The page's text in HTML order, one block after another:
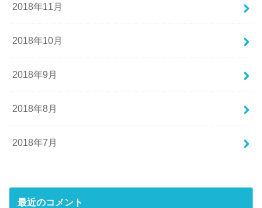
2018年11月
2018年10月
2018年9月
2018年8月
2018年7月
最近のコメント